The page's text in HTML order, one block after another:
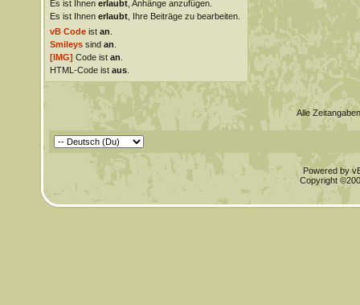
Es ist Ihnen erlaubt, Anhänge anzufügen.
Es ist Ihnen erlaubt, Ihre Beiträge zu bearbeiten.
vB Codeist an
Smileyssind an
[IMG] Code ist an
HTML-Code ist aus.
Alle
Powered by
Copyright